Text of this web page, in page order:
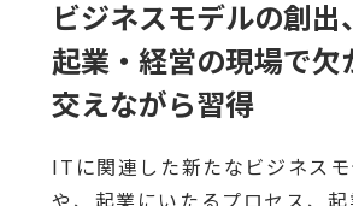
ビジネスモデルの創出
起業・経営の現場で
交えながら習得
ITに関連した新たなビジネス
や、起業にいたるプロセス、